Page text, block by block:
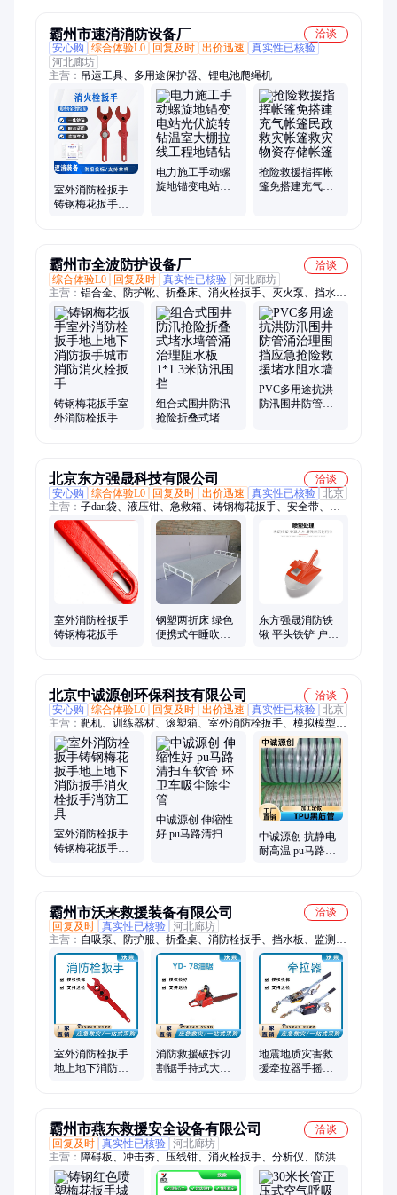
霸州市速消消防设备厂
洽谈
安心购
综合体验L0 回复及时 出价迅速
真实性已核验
河北廊坊
主营： 吊运工具、多用途保护器、锂电池爬绳机
室外消防栓扳手
铸钢梅花扳手地
电力施工手动螺
旋地锚变电站光
抢险救援指挥帐
篷免搭建充气帐
霸州市全波防护设备厂
洽谈
综合体验L0
回复及时 真实性已核验 河北廊坊
主营： 铝合金、防护靴、折叠床、消火栓扳手、灭火泵、挡水
板、救生圈、灭火机、呼叫器、排烟机、搜救船、临时帐篷、保
暖手套、接力水泵、保暖毛毯、应急帐篷、防汛围井、篮式担
架、平棉帐篷、雨天鞋套、防雨水鞋、管道通风机、消防摩托
车、湿式救援服、中长筒雨靴、水上救生棒
铸钢梅花扳手室
外消防栓扳手地
组合式围井防汛
抢险折叠式堵水
PVC多用途抗洪
防汛围井防管涌
北京东方强晟科技有限公司
洽谈
安心购
综合体验L0 回复及时 出价迅速 真实性已核验 北京
主营： 子dan袋、液压钳、急救箱、铸钢梅花扳手、安全带、指
挥旗、作业桌、工兵铲、救生衣、烟幕弹、子弹袋、汽油锯、折
叠椅、攀登包、行军床、消防服、折叠桌、割草机、四件套、防
化服、机弹携、应急包、抛投器、安检机、绝缘服、背囊
室外消防栓扳手
铸钢梅花扳手
钢塑两折床 绿色
便携式午睡吹塑
东方强晟消防铁
锹 平头铁铲 户外
北京中诚源创环保科技有限公司
洽谈
安心购
综合体验L0 回复及时 出价迅速 真实性已核验 北京
主营： 靶机、训练器材、滚塑箱、室外消防栓扳手、模拟模型、
防暴服、清扫车软管、防暴装备、模拟假人、刺杀对抗系统、喊
话器、靶板、防暴毯、消防器材、帐篷、防爆桶、背囊、急救
箱、营具、行军床、反光背心、阻隔网、勘察箱、背包、头盔、
警示灯
室外消防栓扳手
铸钢梅花扳手地
中诚源创 伸缩性
好 pu马路清扫车
中诚源创 抗静电
耐高温 pu马路清
霸州市沃来救援装备有限公司
洽谈
回复及时 真实性已核验 河北廊坊
主营： 自吸泵、防护服、折叠桌、消防栓扳手、挡水板、监测
仪、逃生梯、救援艇、荧光棒、木板床、三节泵、隔膜泵、铝合
金、照明线、扩张钳、检测器、修剪机、机器人、热像仪、检测
仪、高压泵、救援泵、防护脸、切割机、折叠床、三角架
室外消防栓扳手
地上地下消防工
消防救援破拆切
割锯手持式大功
地震地质灾害救
援牵拉器手摇双
霸州市燕东救援安全设备有限公司
洽谈
回复及时 真实性已核验 河北廊坊
主营： 障碍板、冲击夯、压线钳、消火栓扳手、分析仪、防洪
墙、高空锯、捕鱼船、警示牌、双肩包、照明线、荧光球、液压
钳、密封袋、堵水带、削尖器、电动泵、修剪机、测量仪、检测